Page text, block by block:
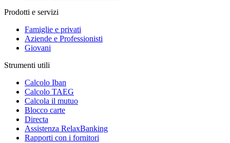
Prodotti e servizi
Famiglie e privati
Aziende e Professionisti
Giovani
Strumenti utili
Calcolo Iban
Calcolo TAEG
Calcola il mutuo
Blocco carte
Directa
Assistenza RelaxBanking
Rapporti con i fornitori